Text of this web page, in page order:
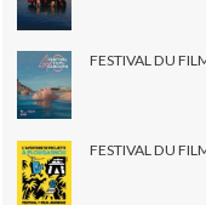
FESTIVAL DU
FESTIVAL DU